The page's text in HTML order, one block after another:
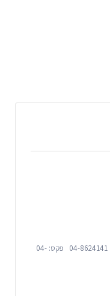
טלפון להזמנות: 04-8664343 טלפון משרד: 04-8624141 פקס: 04-